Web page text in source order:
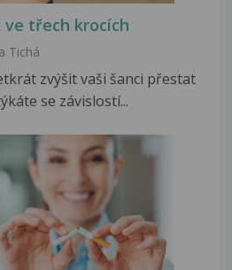
třech krocích
Tichá
zvýšit vaši šanci přestat
se závislostí...